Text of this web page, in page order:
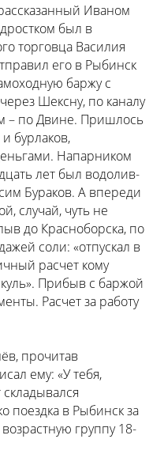
Иваном
был в
торговца Василия
его в Рыбинск
баржу с
Шексну, по каналу
– по Двине. Пришлось
бурлаков,
Напарником
лет был водолив-
Бураков. А впереди
случай, чуть не
до Красноборска, по
соли: «отпускал в
расчет кому
Прибыв с баржой
Расчет за работу
прочитав
ему: «У тебя,
поездка в Рыбинск за
группу 18-